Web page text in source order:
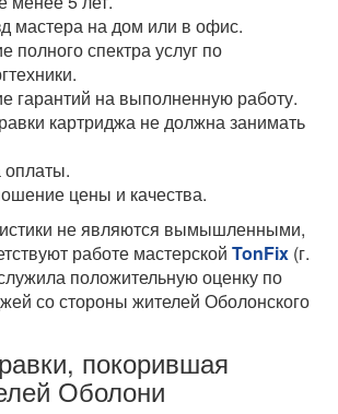
мастера на дом или в офис.
полного спектра услуг по
гарантий на выполненную работу.
картриджа не должна занимать
цены и качества.
не являются вымышленными,
работе мастерской TonFix (г.
положительную оценку по
со стороны жителей Оболонского
покорившая
Оболони